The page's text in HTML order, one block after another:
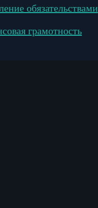
обязательствами
грамотность